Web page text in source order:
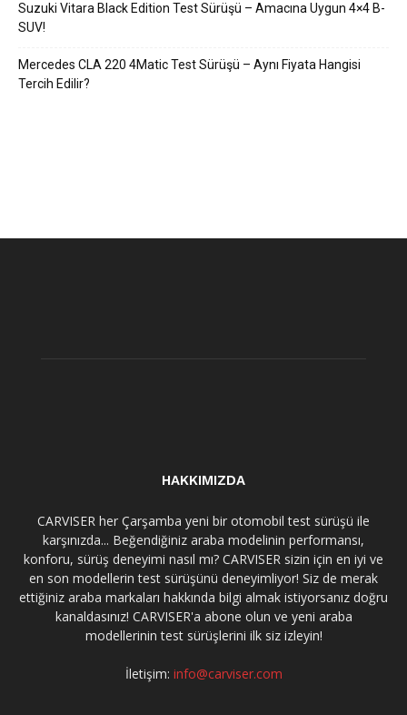
Suzuki Vitara Black Edition Test Sürüşü – Amacına Uygun 4×4 B-
SUV!
Mercedes CLA 220 4Matic Test Sürüşü – Aynı Fiyata Hangisi
Tercih Edilir?
HAKKIMIZDA
CARVISER her Çarşamba yeni bir otomobil test sürüşü ile
karşınızda... Beğendiğiniz araba modelinin performansı,
konforu, sürüş deneyimi nasıl mı? CARVISER sizin için en iyi ve
en son modellerin test sürüşünü deneyimliyor! Siz de merak
ettiğiniz araba markaları hakkında bilgi almak istiyorsanız doğru
kanaldasınız! CARVISER'a abone olun ve yeni araba
modellerinin test sürüşlerini ilk siz izleyin!
İletişim: info@carviser.com